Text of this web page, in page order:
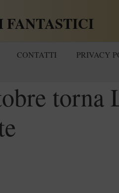
FANTASTICI
CONTATTI PRIVACY
torna